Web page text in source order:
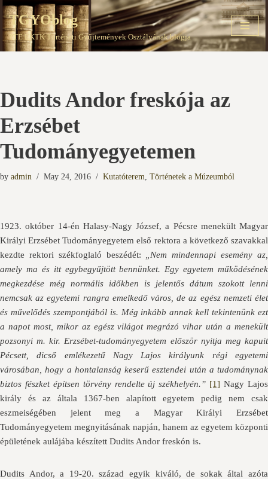
Skip
to
TGYOblog
PTE EKTK Történeti Gyűjtemények Osztályának blogja
Dudits Andor freskója az
Erzsébet
Tudományegyetemen
by admin May 24, 2016 Kutatóterem, Történetek a Múzeumból
1923. október 14-én Halasy-Nagy József, a Pécsre menekült Magyar
Királyi Erzsébet Tudományegyetem első rektora a következő szavakkal
kezdte rektori székfoglaló beszédét:
„Nem mindennapi esemény az,
amely ma és itt egybegyűjtött bennünket. Egy egyetem működésének
megkezdése még normális időkben is jelentős dátum szokott lenni
nemcsak az egyetemi rangra emelkedő város, de az egész nemzeti élet
és művelődés szempontjából is. Még inkább annak kell tekintenünk ezt
a napot most, mikor az egész világot megrázó vihar után a menekült
pozsonyi m. kir. Erzsébet-tudományegyetem először nyitja meg kapuit
Pécsett, dicső emlékezetű Nagy Lajos királyunk régi egyetemi
városában, hogy a hontalanság keserű esztendei után a tudománynak
biztos fészket építsen törvény rendelte új székhelyén.” [1] Nagy Lajos
király és az általa 1367-ben alapított egyetem pedig nem csak
eszmeiségében jelent meg a Magyar Királyi Erzsébet
Tudományegyetem megnyitásának napján, hanem az egyetem központi
épületének aulájába készített Dudits Andor freskón is.
Dudits Andor, a 19-20. század egyik kiváló, de sokak által azóta